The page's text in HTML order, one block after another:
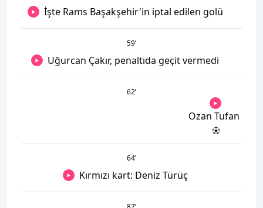
İşte Rams Başakşehir'in iptal edilen golü
59’
Uğurcan Çakır, penaltıda geçit vermedi
62’
Ozan Tufan
64’
Kırmızı kart: Deniz Türüç